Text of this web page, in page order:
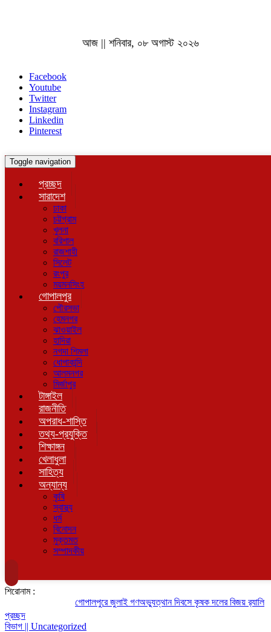
আজ || শনিবার, ০৮ অগাস্ট ২০২৬
Facebook
Youtube
Twitter
Instagram
Linkedin
Pinterest
Toggle navigation
প্রচ্ছদ
সারাদেশ
ঢাকা
চট্টগ্রাম
খুলনা
বরিশাল
রাজশাহী
সিলেট
রংপুর
ময়মনসিংহ
গোপালপুর
পৌরসভা
হেমনগর
ঝাওয়াইল
হাদিরা
নগদা শিমলা
ধোপাকান্দি
আলমনগর
মির্জাপুর
টাঙ্গাইল
রাজনীতি
অপরাধ-শাস্তি
তথ্য-প্রযুক্তি
শিক্ষাঙ্গন
খেলাধুলা
সাহিত্য
অন্যান্য
কৃষি
স্বাস্থ্য
ধর্ম
বিনোদন
মুক্তমত
সম্পাদকীয়
শিরোনাম :
গোপালপুরে জুলাই গণঅভ্যুত্থান দিবসে কৃষক দলের বিজয় র‍্যালি
প্রচ্ছদ
বিভাগ || Uncategorized